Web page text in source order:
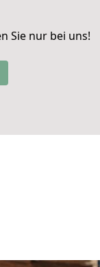
Sie nur bei uns!